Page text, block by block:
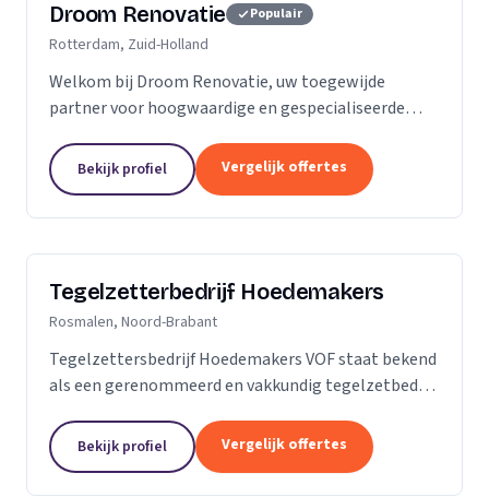
Droom Renovatie Populair
Rotterdam, Zuid-Holland
Welkom bij Droom Renovatie, uw toegewijde
partner voor hoogwaardige en gespecialiseerde
is dan slechts een plek; het is een weerspiegeling
van uw...
Bekijk profiel Vergelijk offertes
Tegelzetterbedrijf Hoedemakers
Rosmalen, Noord-Brabant
Tegelzettersbedrijf Hoedemakers VOF staat bekend
als een gerenommeerd en vakkundig tegelzetbedrijf
vloertegels en diverse soorten natuursteen. Grotere
of...
Bekijk profiel Vergelijk offertes